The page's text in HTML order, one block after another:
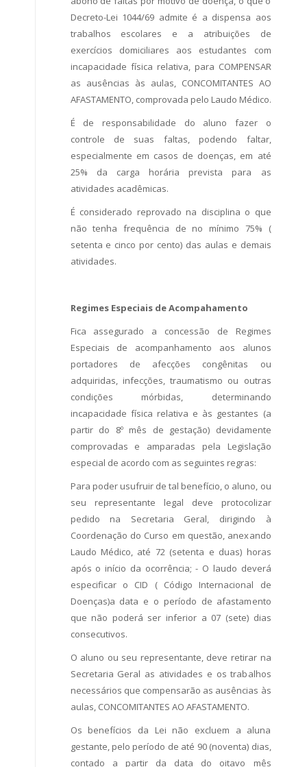
Decreto-Lei 1044/69 admite é a dispensa aos
trabalhos escolares e a atribuições de
exercícios domiciliares aos estudantes com
incapacidade física relativa, para COMPENSAR
as ausências às aulas, CONCOMITANTES AO
AFASTAMENTO, comprovada pelo Laudo Médico.
É de responsabilidade do aluno fazer o
controle de suas faltas, podendo faltar,
especialmente em casos de doenças, em até
25% da carga horária prevista para as
atividades acadêmicas.
É considerado reprovado na disciplina o que
não tenha frequência de no mínimo 75% (
setenta e cinco por cento) das aulas e demais
atividades.
Regimes Especiais de Acompahamento
Fica assegurado a concessão de Regimes
Especiais de acompanhamento aos alunos
portadores de afecções congênitas ou
adquiridas, infecções, traumatismo ou outras
condições mórbidas, determinando
incapacidade física relativa e às gestantes (a
partir do 8º mês de gestação) devidamente
comprovadas e amparadas pela Legislação
especial de acordo com as seguintes regras:
Para poder usufruir de tal benefício, o aluno, ou
seu representante legal deve protocolizar
pedido na Secretaria Geral, dirigindo à
Coordenação do Curso em questão, anexando
Laudo Médico, até 72 (setenta e duas) horas
após o início da ocorrência; - O laudo deverá
especificar o CID ( Código Internacional de
Doenças)a data e o período de afastamento
que não poderá ser inferior a 07 (sete) dias
consecutivos.
O aluno ou seu representante, deve retirar na
Secretaria Geral as atividades e os trabalhos
necessários que compensarão as ausências às
aulas, CONCOMITANTES AO AFASTAMENTO.
Os benefícios da Lei não excluem a aluna
gestante, pelo período de até 90 (noventa) dias,
contado a partir da data do oitavo mês